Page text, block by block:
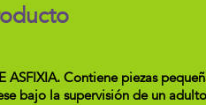
ASFIXIA. Contiene piezas
bajo la supervisión de un